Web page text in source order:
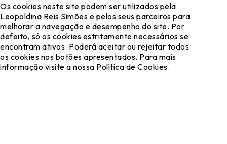
Os cookies neste site podem ser utilizados pela
Leopoldina Reis Simões e pelos seus parceiros para
melhorar a navegação e desempenho do site. Por
defeito, só os cookies estritamente necessários se
encontram ativos. Poderá aceitar ou rejeitar todos
os cookies nos botões apresentados. Para mais
informação visite a nossa Política de Cookies.